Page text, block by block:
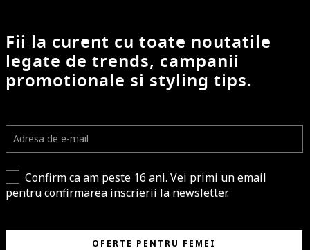
Fii la curent cu toate noutatile
legate de trends, campanii
promotionale si styling tips.
Confirm ca am peste 16 ani. Vei primi un email
pentru confirmarea inscrierii la newsletter.
OFERTE PENTRU FEMEI